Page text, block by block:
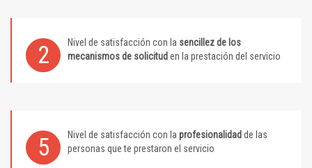
2 Nivel de satisfacción con la sencillez de los
mecanismos de solicitud en la prestación del servicio
5 Nivel de satisfacción con la profesionalidad de las
personas que te prestaron el servicio